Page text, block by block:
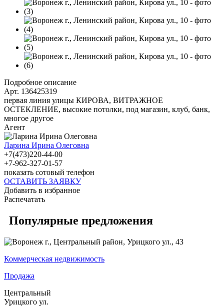
Подробное описание
Арт. 136425319
первая линия улицы КИРОВА, ВИТРАЖНОЕ
ОСТЕКЛЕНИЕ, высокие потолки, под магазин, клуб, банк,
многое другое
Агент
Ларина Ирина Олеговна
+7(473)220-44-00
+7-962-327-01-57
показать сотовый телефон
ОСТАВИТЬ ЗАЯВКУ
Добавить в избранное
Распечатать
Популярные предложения
Коммерческая недвижимость
Продажа
Центральный
Урицкого ул.